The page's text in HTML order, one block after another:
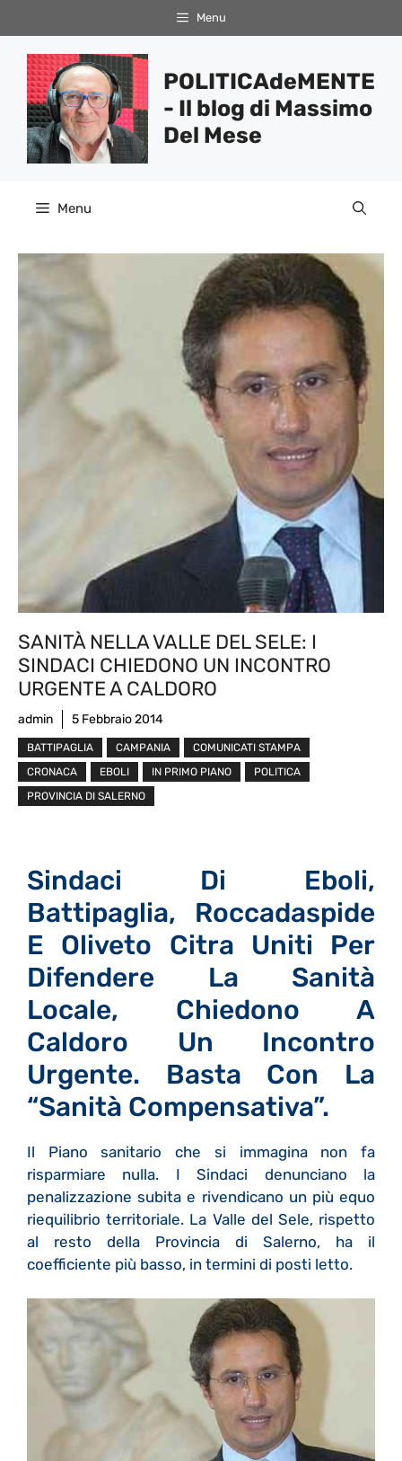
al
contenuto
Menu
POLITICAdeMENTE
- Il blog di Massimo
Del Mese
Menu
SANITÀ NELLA VALLE DEL SELE: I
SINDACI CHIEDONO UN INCONTRO
URGENTE A CALDORO
admin 5 Febbraio 2014
BATTIPAGLIA CAMPANIA
COMUNICATI STAMPA
CRONACA
EBOLI IN PRIMO PIANO
POLITICA
PROVINCIA DI SALERNO
Sindaci Di Eboli,
Battipaglia, Roccadaspide
E Oliveto Citra Uniti Per
Difendere La Sanità
Locale, Chiedono A
Caldoro Un Incontro
Urgente. Basta Con La
“Sanità Compensativa”.
Il Piano sanitario che si immagina non fa
risparmiare nulla. I Sindaci denunciano la
penalizzazione subita e rivendicano un più equo
riequilibrio territoriale. La Valle del Sele, rispetto
al resto della Provincia di Salerno, ha il
coefficiente più basso, in termini di posti letto.